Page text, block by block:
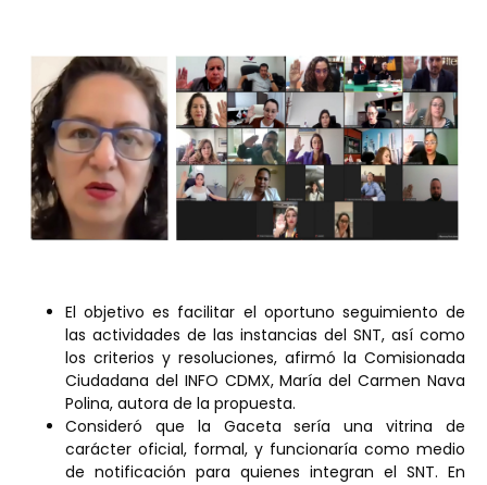
El objetivo es facilitar el oportuno seguimiento de
las actividades de las instancias del SNT, así como
los criterios y resoluciones, afirmó la Comisionada
Ciudadana del INFO CDMX, María del Carmen Nava
Polina, autora de la propuesta.
Consideró que la Gaceta sería una vitrina de
carácter oficial, formal, y funcionaría como medio
de notificación para quienes integran el SNT. En